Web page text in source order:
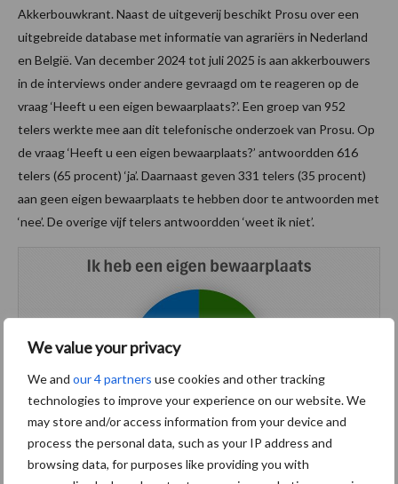
We value your privacy
We and our 4 partners use cookies and other tracking
technologies to improve your experience on our website. We
may store and/or access information from your device and
process the personal data, such as your IP address and
browsing data, for purposes like providing you with
Akkerbouwkrant. Naast de uitgeverij beschikt Prosu over een
uitgebreide database met informatie van agrariërs in Nederland
en België. Van december 2024 tot juli 2025 is aan akkerbouwers
in de interviews onder andere gevraagd om te reageren op de
vraag ‘Heeft u een eigen bewaarplaats?’. Een groep van 952
telers werkte mee aan dit telefonische onderzoek van Prosu. Op
de vraag ‘Heeft u een eigen bewaarplaats?’ antwoordden 616
telers (65 procent) ‘ja’. Daarnaast geven 331 telers (35 procent)
aan geen eigen bewaarplaats te hebben door te antwoorden met
‘nee’. De overige vijf telers antwoordden ‘weet ik niet’.
Tekst en beeld: Esmee Groot Roessink